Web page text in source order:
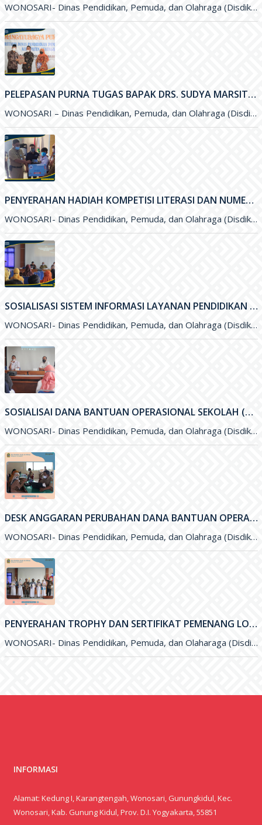
WONOSARI- Dinas Pendidikan, Pemuda, dan Olahraga (Disdikpora) Kabupaten Gunungkidul melalui Bidang Sekolah Menegah Pertama menyelenggarakan Review Akreditasi Sekolah. Kegiatan yang
PELEPASAN PURNA TUGAS BAPAK DRS. SUDYA MARSITA, M.M. SELAKU SEKRETARIS DISDIKPORA KABUPATEN GUNUNGKIDUL
WONOSARI – Dinas Pendidikan, Pemuda, dan Olahraga (Disdikpora) Kabupaten Gunungkidul menyelenggarakan kegiatan Pelepasan Purna Tugas Bapak Drs. Sudya Marsita, M.M
PENYERAHAN HADIAH KOMPETISI LITERASI DAN NUMERASI TINGKAT NASIONAL
WONOSARI- Dinas Pendidikan, Pemuda, dan Olahraga (Disdikpora) Kabupaten Gunungkidul bekerja sama dengan Pesona Edu, Bank BCA, dan Pabrik Minuman Hillo
SOSIALISASI SISTEM INFORMASI LAYANAN PENDIDIKAN (SILANDIK) TAHUN 2021
WONOSARI- Dinas Pendidikan, Pemuda, dan Olahraga (Disdikpora) Kabupaten Gunungkidul bersama Badan Perencanaan Pembangunan Daerah (Bappeda) Kabupaten Gunungkidul menyelenggarakan kegiatan Sosialisasi
SOSIALISAI DANA BANTUAN OPERASIONAL SEKOLAH (BOS) KINERJA TAHUN 2021
WONOSARI- Dinas Pendidikan, Pemuda, dan Olahraga (Disdikpora) Kabupaten Gunungkidul melalui Subbagian Perencanaan menyelengarakan kegiatan Sosialisai Dana Bantuan Operasional Sekolah (BOS
DESK ANGGARAN PERUBAHAN DANA BANTUAN OPERASIONAL SEKOLAH (BOS) 2021
WONOSARI- Dinas Pendidikan, Pemuda, dan Olahraga (Disdikpora) Kabupaten Gunungkidul menyelenggarakan kegiatan Desk Anggaran Perubahan Dana Bantuan Operasional Sekolah&nbsp; (BOS
PENYERAHAN TROPHY DAN SERTIFIKAT PEMENANG LOMBA OLIMPIADE SAINS NASIONAL (OSN) DAN FESTIVAL LOMBA SENI NASIONAL (FLSSN) JENJANG SMP TINGKAT KABUPATEN
WONOSARI- Dinas Pendidikan, Pemuda, dan Olaharaga (Disdikpora) Kabupaten Gunungkidul melalui Bidang Sekolah Menegah Pertama (SMP) melaksanakan kegiatan penyerahan Trophy dan
INFORMASI
Alamat: Kedung I, Karangtengah, Wonosari, Gunungkidul, Kec.
Wonosari, Kab. Gunung Kidul, Prov. D.I. Yogyakarta, 55851